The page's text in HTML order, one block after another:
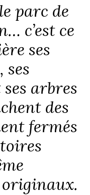
parc de
c’est ce
ses
ses
arbres
des
fermés
originaux.